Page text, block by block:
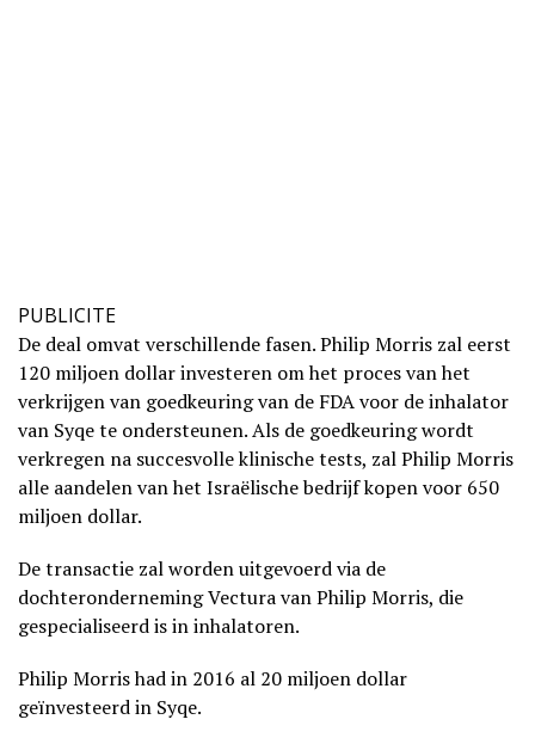
PUBLICITE
De deal omvat verschillende fasen. Philip Morris zal eerst
120 miljoen dollar investeren om het proces van het
verkrijgen van goedkeuring van de FDA voor de inhalator
van Syqe te ondersteunen. Als de goedkeuring wordt
verkregen na succesvolle klinische tests, zal Philip Morris
alle aandelen van het Israëlische bedrijf kopen voor 650
miljoen dollar.
De transactie zal worden uitgevoerd via de
dochteronderneming Vectura van Philip Morris, die
gespecialiseerd is in inhalatoren.
Philip Morris had in 2016 al 20 miljoen dollar
geïnvesteerd in Syqe.